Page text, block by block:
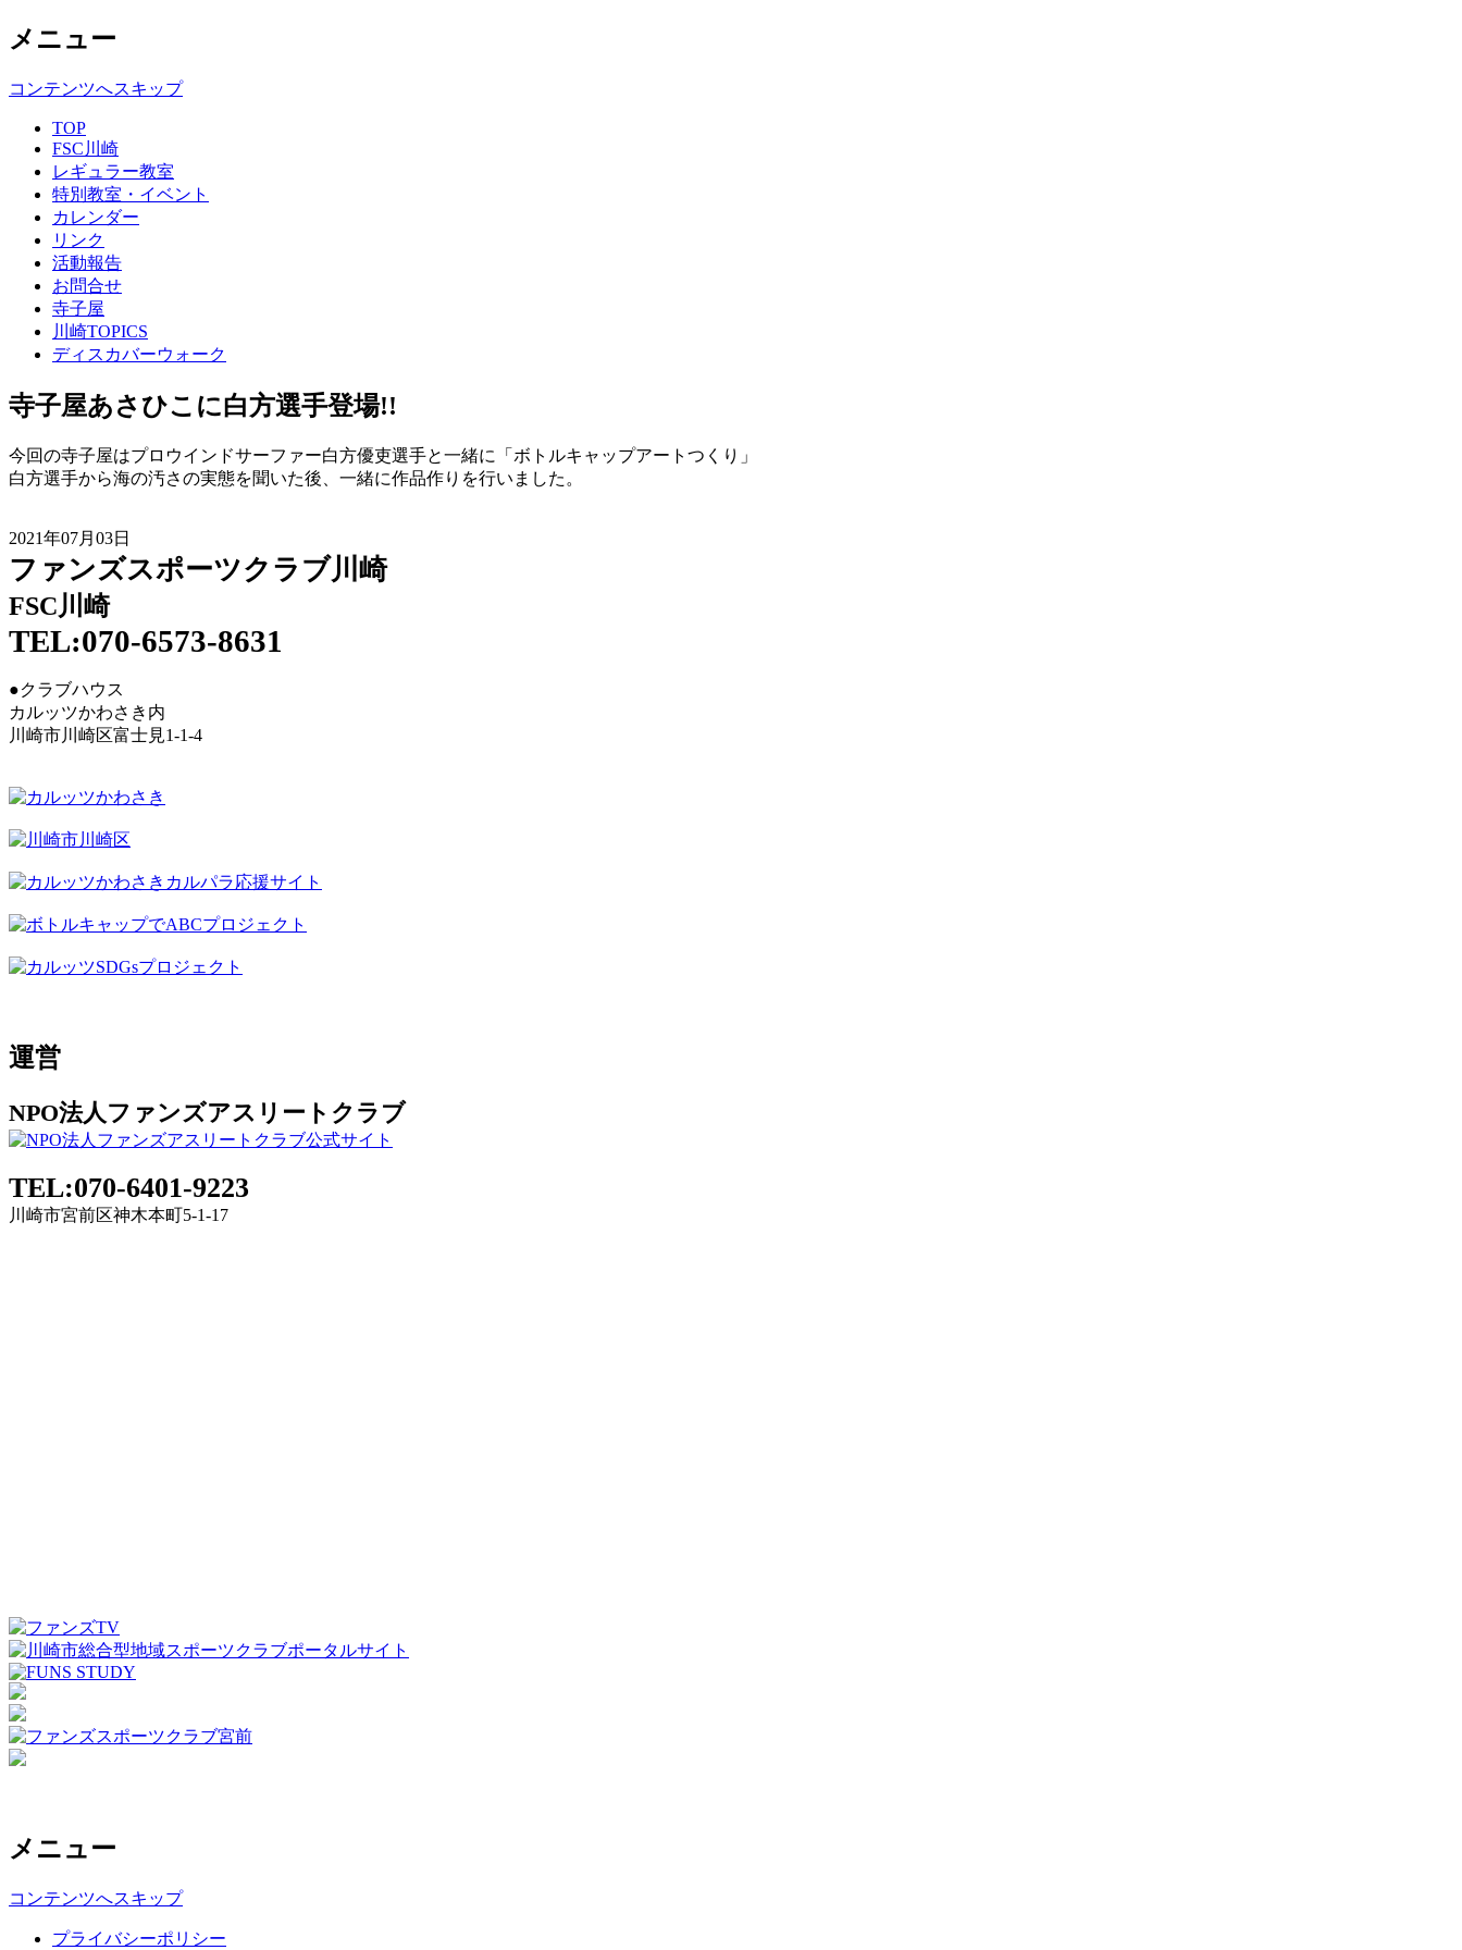
メニュー
コンテンツへスキップ
TOP
FSC川崎
レギュラー教室
特別教室・イベント
カレンダー
リンク
活動報告
お問合せ
寺子屋
川崎TOPICS
ディスカバーウォーク
寺子屋あさひこに白方選手登場!!
今回の寺子屋はプロウインドサーファー白方優吏選手と一緒に「ボトルキャップアートつくり」
白方選手から海の汚さの実態を聞いた後、一緒に作品作りを行いました。
2021年07月03日
ファンズスポーツクラブ川崎
FSC川崎
TEL:070-6573-8631
●クラブハウス
カルッツかわさき内
川崎市川崎区富士見1-1-4
運営
NPO法人ファンズアスリートクラブ
TEL:070-6401-9223
川崎市宮前区神木本町5-1-17
メニュー
コンテンツへスキップ
プライバシーポリシー